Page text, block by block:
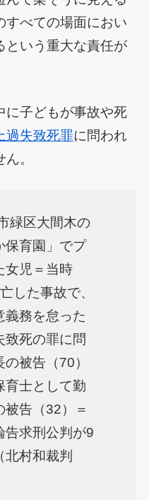
すべての場面におい
という重大な責任が
に子どもが事故や死
過失致死罪に問われ
。
緑区大間木の
保育園」でプ
女児＝当時
した事故で、
義務を怠った
致死の罪に問
被告（70）
育士として勤
被告（32）＝
告求刑公判が9
北村和裁判